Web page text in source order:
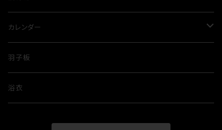
ルビートマト
米
カレンダー
歌舞伎
隈取
羽子板
浴衣